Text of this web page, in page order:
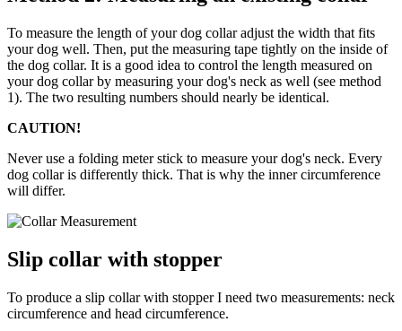
To measure the length of your dog collar adjust the width that fits
your dog well. Then, put the measuring tape tightly on the inside of
the dog collar. It is a good idea to control the length measured on
your dog collar by measuring your dog's neck as well (see method
1). The two resulting numbers should nearly be identical.
CAUTION!
Never use a folding meter stick to measure your dog's neck. Every
dog collar is differently thick. That is why the inner circumference
will differ.
Slip collar with stopper
To produce a slip collar with stopper I need two measurements: neck
circumference and head circumference.